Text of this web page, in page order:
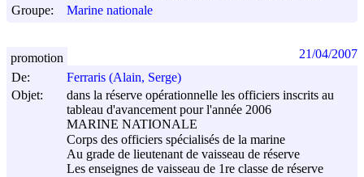
Groupe:
Marine nationale
De:
Ferraris (Alain, Serge)
Objet:
dans la réserve opérationnelle les officiers inscrits au
tableau d'avancement pour l'année 2006
MARINE NATIONALE
Corps des officiers spécialisés de la marine
Au grade de lieutenant de vaisseau de réserve
Les enseignes de vaisseau de 1re classe de réserve
promotion 21/04/2007